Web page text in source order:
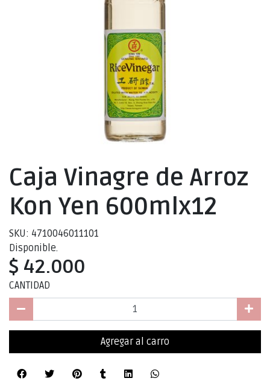
Caja Vinagre de Arroz
Kon Yen 600mlx12
SKU: 4710046011101
Disponible.
$ 42.000
CANTIDAD
Agregar al carro